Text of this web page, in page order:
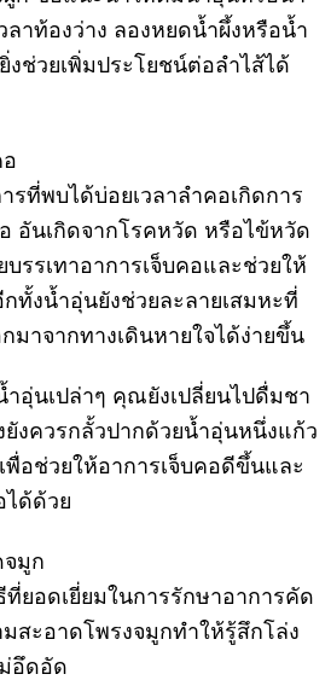
ลาท้องว่าง ลองหยดน้ำผึ้งหรือน้ำ
งช่วยเพิ่มประโยชน์ต่อลำไส้ได้
รที่พบได้บ่อยเวลาลำคอเกิดการ
อันเกิดจากโรคหวัด หรือไข้หวัด
รรเทาอาการเจ็บคอและช่วยให้
ทั้งน้ำอุ่นยังช่วยละลายเสมหะที่
มาจากทางเดินหายใจได้ง่ายขึ้น
อุ่นเปล่าๆ คุณยังเปลี่ยนไปดื่มชา
งควรกลั้วปากด้วยน้ำอุ่นหนึ่งแก้ว
พื่อช่วยให้อาการเจ็บคอดีขึ้นและ
ได้ด้วย
จมูก
ยอดเยี่ยมในการรักษาอาการคัด
สะอาดโพรงจมูกทำให้รู้สึกโล่ง
อึดอัด